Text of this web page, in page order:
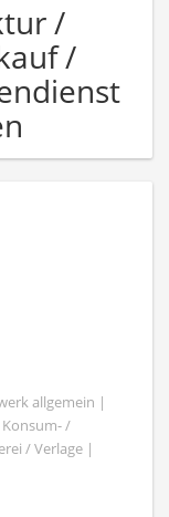
/
/
allgemein |
/
/ Verlage |